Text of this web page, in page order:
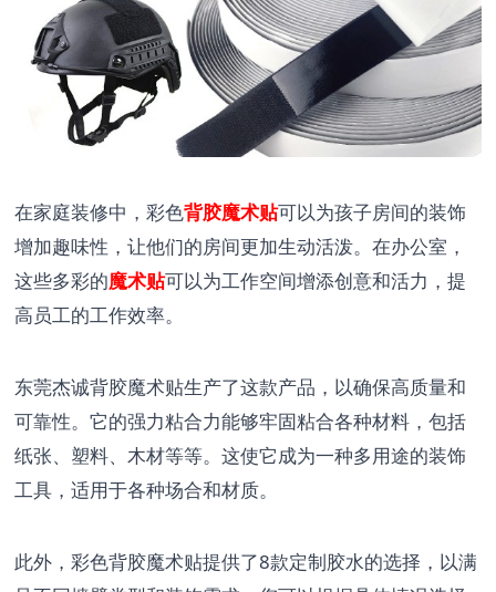
在家庭装修中，彩色背胶魔术贴可以为孩子房间的装饰
增加趣味性，让他们的房间更加生动活泼。在办公室，
这些多彩的魔术贴可以为工作空间增添创意和活力，提
高员工的工作效率。
东莞杰诚背胶魔术贴生产了这款产品，以确保高质量和
可靠性。它的强力粘合力能够牢固粘合各种材料，包括
纸张、塑料、木材等等。这使它成为一种多用途的装饰
工具，适用于各种场合和材质。
此外，彩色背胶魔术贴提供了8款定制胶水的选择，以满